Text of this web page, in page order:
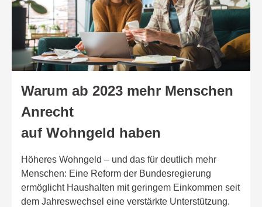
Warum ab 2023 mehr Menschen
Anrecht
auf Wohngeld haben
Höheres Wohngeld – und das für deutlich mehr
Menschen: Eine Reform der Bundesregierung
ermöglicht Haushalten mit geringem Einkommen seit
dem Jahreswechsel eine verstärkte Unterstützung.